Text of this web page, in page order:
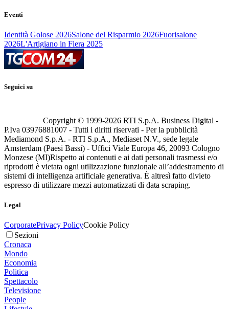
Eventi
Identità Golose 2026Salone del Risparmio 2026Fuorisalone
2026L'Artigiano in Fiera 2025
Seguici su
Copyright © 1999-2026 RTI S.p.A. Business Digital -
P.Iva 03976881007 - Tutti i diritti riservati - Per la pubblicità
Mediamond S.p.A. - RTI S.p.A., Mediaset N.V., sede legale
Amsterdam (Paesi Bassi) - Uffici Viale Europa 46, 20093 Cologno
Monzese (MI)Rispetto ai contenuti e ai dati personali trasmessi e/o
riprodotti è vietata ogni utilizzazione funzionale all’addestramento di
sistemi di intelligenza artificiale generativa. È altresì fatto divieto
espresso di utilizzare mezzi automatizzati di data scraping.
Legal
CorporatePrivacy PolicyCookie Policy
Sezioni
Cronaca
Mondo
Economia
Politica
Spettacolo
Televisione
People